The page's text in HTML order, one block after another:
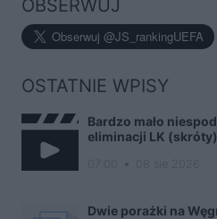
OBSERWUJ
OSTATNIE WPISY
Bardzo mało
eliminacji LK (skróty)
Dwie porażki na